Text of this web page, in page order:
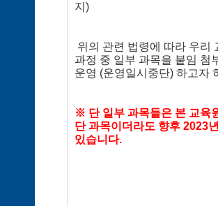
지)
위의 관련 법령에 따라 우리
과정 중 일부 과목을 붙임 첨
운영 (운영일시중단) 하고자
※ 단 일부 과목들은 본 교육
단 과목이더라도 향후 2023
있습니다.